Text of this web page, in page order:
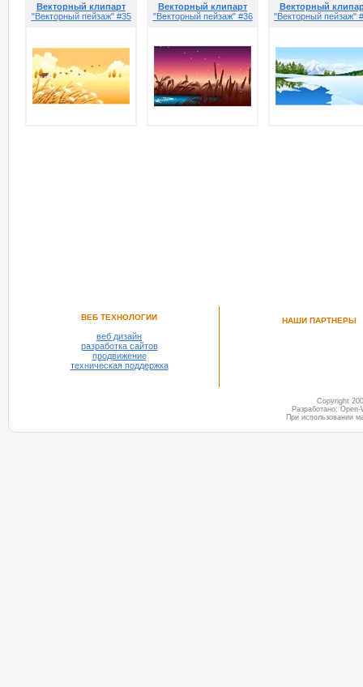
Векторный клипарт
"Векторный пейзаж" #35
Векторный клипарт
"Векторный пейзаж" #36
Векторный
"Векторный пейзаж"
ВЕБ ТЕХНОЛОГИИ
веб дизайн
разработка сайтов
продвижение
техническая поддержка
НАШИ ПАРТНЕРЫ
Copyright
Разработано:
При использовании